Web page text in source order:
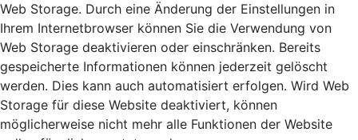
Web Storage. Durch eine Änderung der Einstellungen in
Ihrem Internetbrowser können Sie die Verwendung von
Web Storage deaktivieren oder einschränken. Bereits
gespeicherte Informationen können jederzeit gelöscht
werden. Dies kann auch automatisiert erfolgen. Wird Web
Storage für diese Website deaktiviert, können
möglicherweise nicht mehr alle Funktionen der Website